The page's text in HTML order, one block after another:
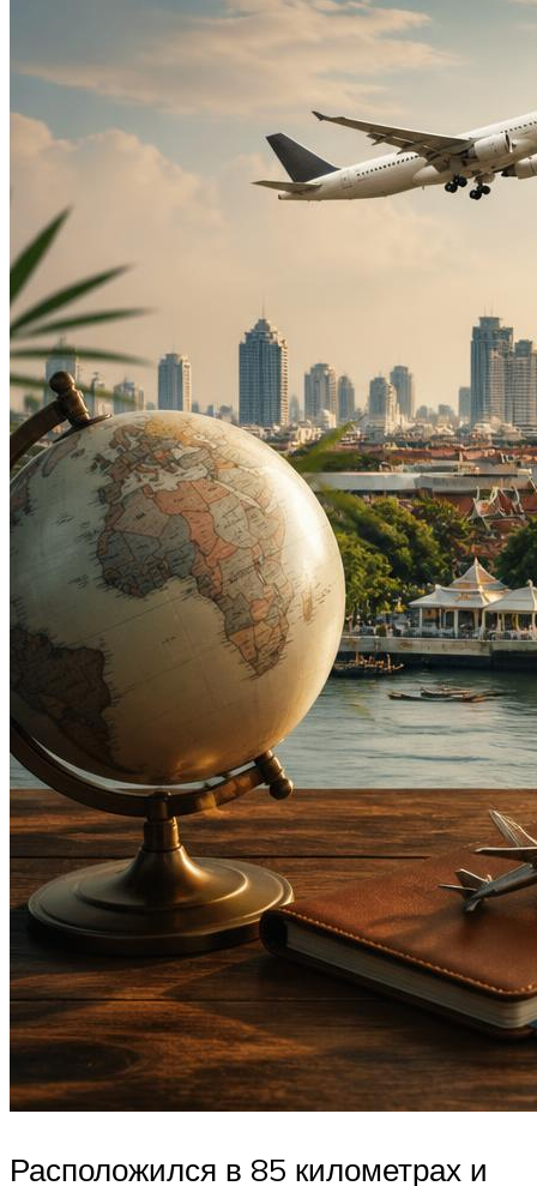
Расположился в 85 километрах и